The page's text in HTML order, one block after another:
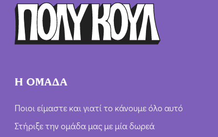
Η ΟΜΑΔΑ
Ποιοι είμαστε και γιατί το κάνουμε όλο αυτό
Στήριξε την ομάδα μας με μία δωρεά